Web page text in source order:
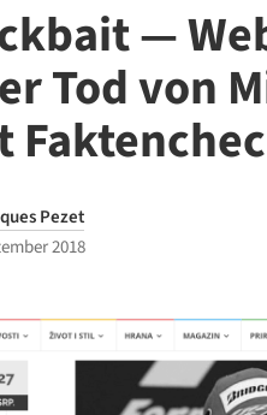
—
Tod von
Pezet
2018